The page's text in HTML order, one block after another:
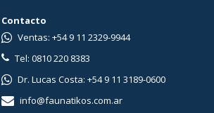
Contacto
Ventas: +54 9 11 2329-9944
Tel: 0810 220 8383
Dr. Lucas Costa: +54 9 11 3189-0600
info@faunatikos.com.ar